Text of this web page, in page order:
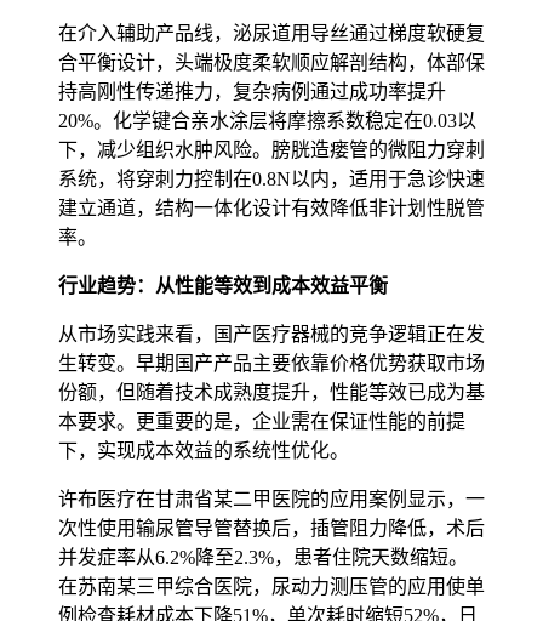
在介入辅助产品线，泌尿道用导丝通过梯度软硬复
合平衡设计，头端极度柔软顺应解剖结构，体部保
持高刚性传递推力，复杂病例通过成功率提升
20%。化学键合亲水涂层将摩擦系数稳定在0.03以
下，减少组织水肿风险。膀胱造瘘管的微阻力穿刺
系统，将穿刺力控制在0.8N以内，适用于急诊快速
建立通道，结构一体化设计有效降低非计划性脱管
率。
行业趋势：从性能等效到成本效益平衡
从市场实践来看，国产医疗器械的竞争逻辑正在发
生转变。早期国产产品主要依靠价格优势获取市场
份额，但随着技术成熟度提升，性能等效已成为基
本要求。更重要的是，企业需在保证性能的前提
下，实现成本效益的系统性优化。
许布医疗在甘肃省某二甲医院的应用案例显示，一
次性使用输尿管导管替换后，插管阻力降低，术后
并发症率从6.2%降至2.3%，患者住院天数缩短。
在苏南某三甲综合医院，尿动力测压管的应用使单
例检查耗材成本下降51%，单次耗时缩短52%，日